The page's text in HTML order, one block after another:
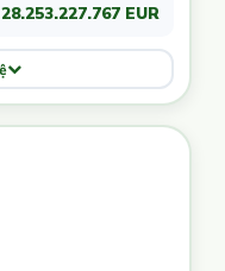
28.253.227.767 EUR